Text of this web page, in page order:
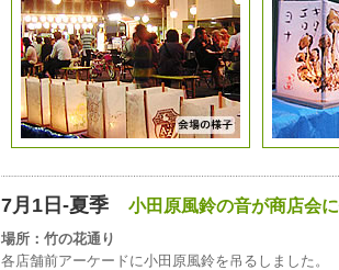
7月1日-夏季 小田原風鈴の音が商店会
場所：竹の花通り
各店舗前アーケードに小田原風鈴を吊るしました。